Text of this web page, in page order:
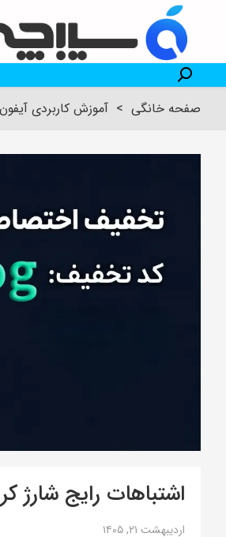
صفحه خانگی > آموزش کاربردی آیفون
اشتباهات رایج شارژ
اردیبهشت ۲۱, ۱۴۰۵